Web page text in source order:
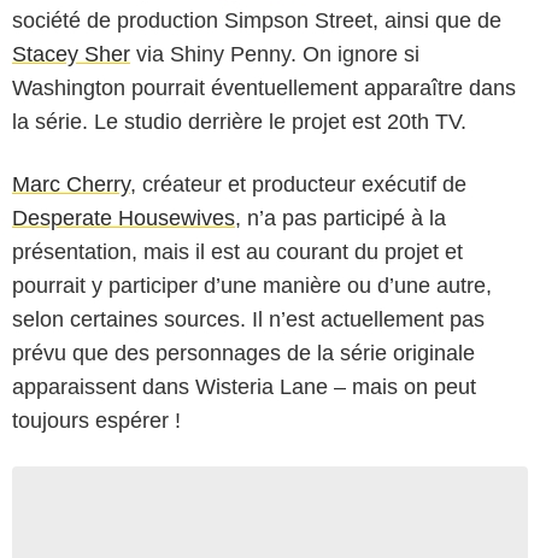
société de production Simpson Street, ainsi que de
Stacey Sher via Shiny Penny. On ignore si
Washington pourrait éventuellement apparaître dans
la série. Le studio derrière le projet est 20th TV.
Marc Cherry, créateur et producteur exécutif de
Desperate Housewives, n’a pas participé à la
présentation, mais il est au courant du projet et
pourrait y participer d’une manière ou d’une autre,
selon certaines sources. Il n’est actuellement pas
prévu que des personnages de la série originale
apparaissent dans Wisteria Lane – mais on peut
toujours espérer !